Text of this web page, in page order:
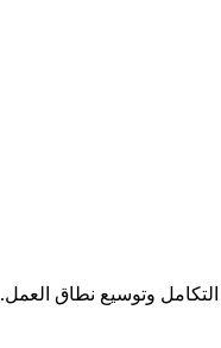
وتوسيع نطاق العمل.